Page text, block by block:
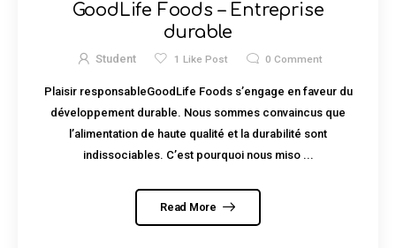
GoodLife Foods – Entreprise
durable
Student 1 Like Post 0 Comment
Plaisir responsableGoodLife Foods s’engage en faveur du
développement durable. Nous sommes convaincus que
l’alimentation de haute qualité et la durabilité sont
indissociables. C’est pourquoi nous miso ...
Read More